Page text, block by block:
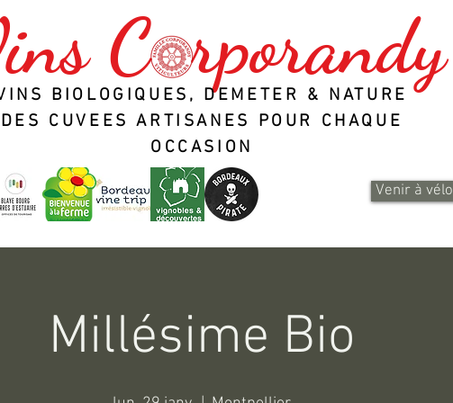
C rporandy
BIOLOGIQUES, DEMETER & NATURE
DES CUVEES ARTISANES POUR CHAQUE
OCCASION
Venir à vélo
Millésime Bio